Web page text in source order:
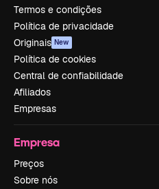
Termos e condições
Política de privacidade
Originais New
Política de cookies
Central de confiabilidade
Afiliados
Empresas
Empresa
Preços
Sobre nós